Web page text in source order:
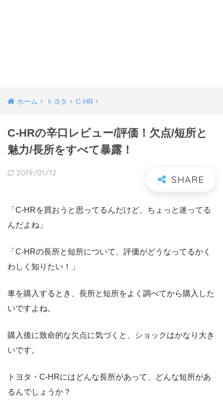
ホーム トヨタ C-HR
C-HRの辛口レビュー/評価！欠点/短所と
魅力/長所をすべて暴露！
2019/01/12
「C-HRを買おうと思ってるんだけど、ちょっと迷ってる
んだよね」
「C-HRの長所と短所について、評価がどうなってるかく
わしく知りたい！」
車を購入するとき、長所と短所をよく調べてから購入した
いですよね。
購入後に致命的な欠点に気づくと、ショックはかなり大き
いです。
トヨタ・C-HRにはどんな長所があって、どんな短所があ
るんでしょうか？